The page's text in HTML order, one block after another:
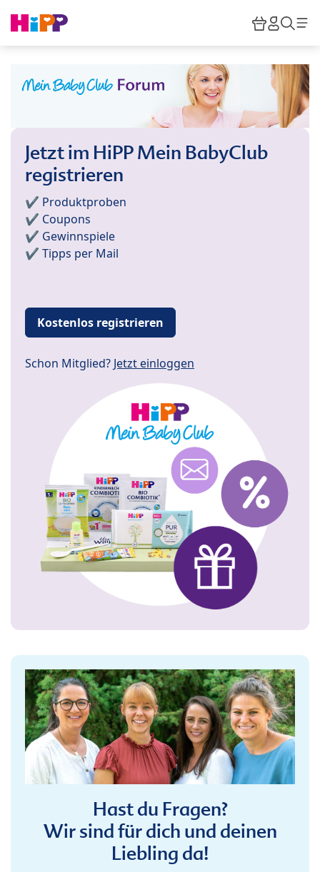
HiPP
Jetzt im HiPP Mein BabyClub
registrieren
✔️ Produktproben
✔️ Coupons
✔️ Gewinnspiele
✔️ Tipps per Mail
Kostenlos registrieren
Schon Mitglied? Jetzt einloggen
Hast du Fragen?
Wir sind für dich und deinen
Liebling da!